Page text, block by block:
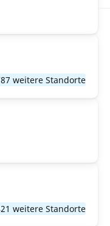
weitere Standorte
weitere Standorte